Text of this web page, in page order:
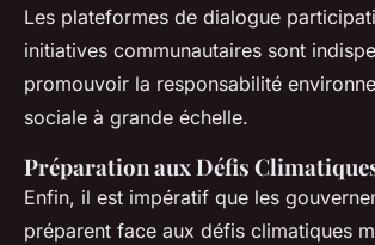
Les plateformes de dialogue
initiatives communautaires sont
promouvoir la responsabilité
sociale à grande échelle.
Préparation aux Défis
Enfin, il est impératif que les
préparent face aux défis climatiques